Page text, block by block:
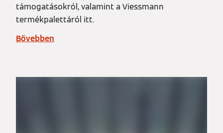
támogatásokról, valamint a Viessmann
termékpalettáról itt.
Bővebben